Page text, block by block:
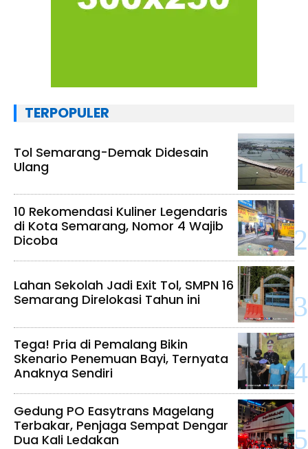
TERPOPULER
Tol Semarang-Demak Didesain
Ulang
10 Rekomendasi Kuliner Legendaris
di Kota Semarang, Nomor 4 Wajib
Dicoba
Lahan Sekolah Jadi Exit Tol, SMPN 16
Semarang Direlokasi Tahun ini
Tega! Pria di Pemalang Bikin
Skenario Penemuan Bayi, Ternyata
Anaknya Sendiri
Gedung PO Easytrans Magelang
Terbakar, Penjaga Sempat Dengar
Dua Kali Ledakan